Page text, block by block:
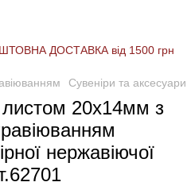
ДОСТАВКА від 1500 грн
Сувеніри та аксесуари
листом 20х14мм з
нержавіючої